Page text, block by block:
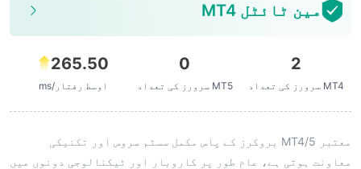
مین ٹائٹل MT4
2
MT4 سرورز کی تعداد
0
MT5 سرورز کی تعداد
265.50
اوسط رفتار/ms
معتبر MT4/5 بروکرز کے پاس مکمل سسٹم سروس اور تکنیکی
معاونت ہوتی ہے، عام طور پر کاروبار اور ٹیکنالوجی دونوں میں